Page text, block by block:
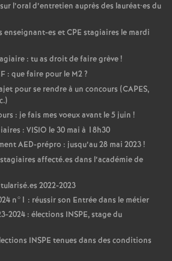
sur l’oral d’entretien auprès des lauréat•es du
enseignant-es etCPE stagiaires le mardi
: tu as droit de faire grève!
: que faire pour le M2?
pour se rendre à un concours (CAPES,
: je fais mes voeux avant le 5 juin !
: VISIO le 30 mai à 18h30
AED-prépro : jusqu’au 28 mai 2023!
stagiaires affecté.es dans l’académie de
2022-2023
n°1 : réussir son Entrée dans le métier
2024 : élections INSPE, stage du
INSPE tenues dans des conditions